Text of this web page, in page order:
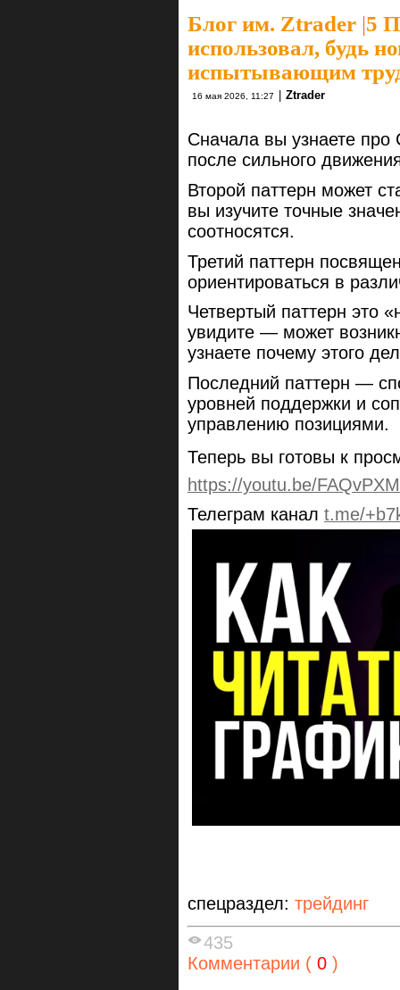
Блог им. Ztrader |5
использовал, будь
испытывающим
16 мая 2026, 11:27 Ztrader
Сначала вы узнаете
после сильного
Второй паттерн может
вы изучите точные
соотносятся.
Третий паттерн
ориентироваться в
Четвертый паттерн это
увидите — может
узнаете почему этого
Последний паттерн —
уровней поддержки и
управлению позициями.
Теперь вы готовы к
https://youtu.be/
Телеграм канал t.me/
спецраздел: трейдинг
435
Комментарии ( 0 )